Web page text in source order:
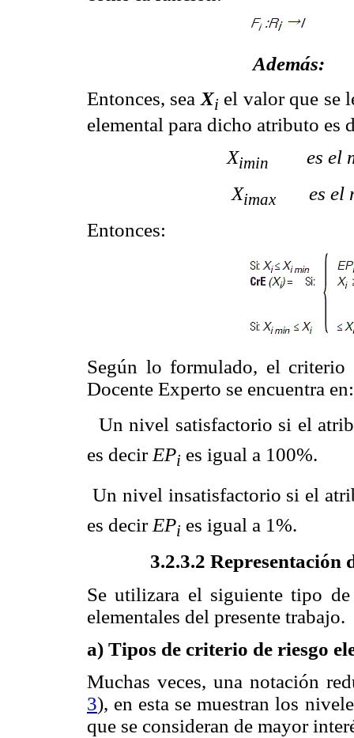
Entonces, sea Xi el valor que se
elemental para dicho atributo
Ximin
es el
Ximaxes el
Entonces:
Según lo formulado, el criterio
Docente Experto se encuentra en:
 Un nivel satisfactorio si el
es decirEPi es igual a 100%.
 Un nivel insatisfactorio si el
es decir EPi es igual a 1%.
3.2.3.2 Representación
Se utilizara el siguiente tipo
elementales del presente trabajo.
a) Tipos de criterio de riesgo
Muchas veces, una notación
3), en esta se muestran los
que se consideran de mayor